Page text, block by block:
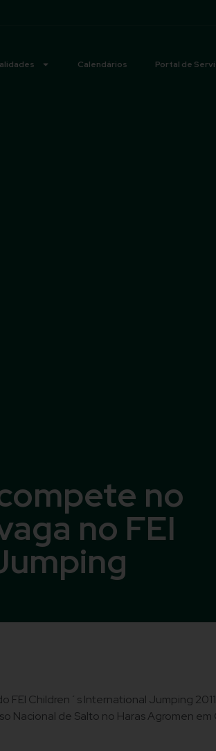
Calendários Portal de
no
no FEI
FEI Children´s International Jumping
Nacional de Salto no Haras Agromen em